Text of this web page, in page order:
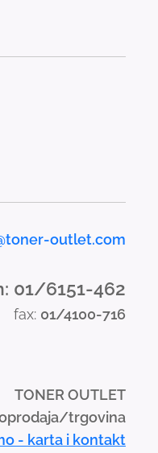
outlet.com
01/6151-462
fax: 01/4100-716
TONER OUTLET
trgovina
- karta i kontakt